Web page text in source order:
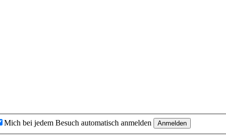
Mich bei jedem Besuch automatisch anmelden